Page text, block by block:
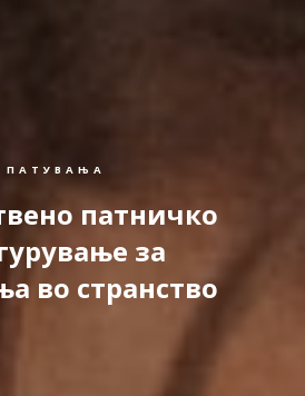
ПАТУВАЊА
патничко
за
во странство